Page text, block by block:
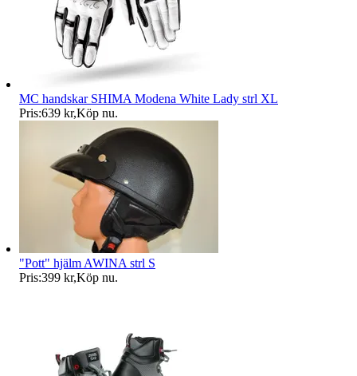
MC handskar SHIMA Modena White Lady strl XL
Pris:639 kr,Köp nu.
"Pott" hjälm AWINA strl S
Pris:399 kr,Köp nu.